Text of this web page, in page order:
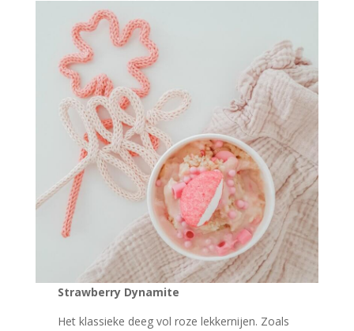
Strawberry Dynamite
Het klassieke deeg vol roze lekkernijen. Zoals